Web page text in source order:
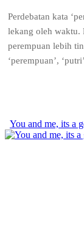
Perdebatan kata
lekang oleh waktu.
perempuan lebih
‘perempuan’,
You and me, its a